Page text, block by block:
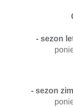
- sezon
- sezon